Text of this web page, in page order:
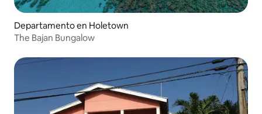
Departamento en Holetown
The Bajan Bungalow